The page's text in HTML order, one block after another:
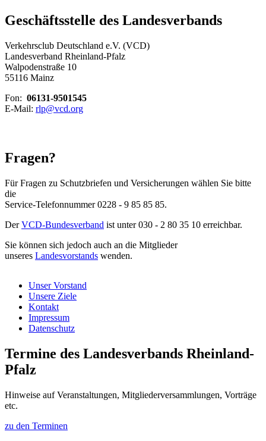
Geschäftsstelle des Landesverbands
Verkehrsclub Deutschland e.V. (VCD)
Landesverband Rheinland-Pfalz
Walpodenstraße 10
55116 Mainz
Fon: 06131-9501545
E-Mail: rlp@vcd.org
Fragen?
Für Fragen zu Schutzbriefen und Versicherungen wählen Sie bitte
die
Service-Telefonnummer 0228 - 9 85 85 85.
DerVCD-Bundesverband ist unter 030 - 2 80 35 10 erreichbar.
Sie können sich jedoch auch an die Mitglieder
unseres Landesvorstands wenden.
Unser Vorstand
Unsere Ziele
Kontakt
Impressum
Datenschutz
Termine des Landesverbands Rheinland-
Pfalz
Hinweise auf Veranstaltungen, Mitgliederversammlungen, Vorträge
etc.
zu den Terminen